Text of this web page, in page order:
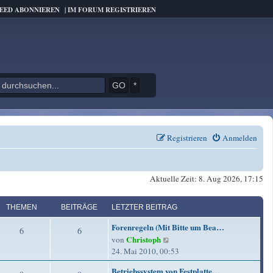
ABONNIEREN |IM FORUM REGISTRIEREN
*
Anmelden
Registrieren
Aktuelle Zeit: 8. Aug 2026, 17:15
THEMEN BEITRÄGE LETZTER BEITRAG
6T
6B
L
e
t
z
t
Forenregeln (Mit Bitte um Bea…
von Christoph
e
u
24. Mai 2010, 00:53
L